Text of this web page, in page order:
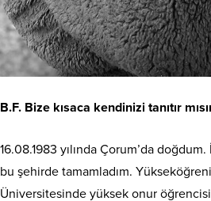
B.F. Bize kısaca kendinizi tanıtır
16.08.1983 yılında Çorum’da
bu şehirde tamamladım.
Üniversitesinde yüksek onur